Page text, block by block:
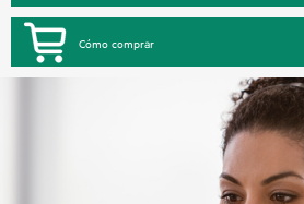
Cómo comprar